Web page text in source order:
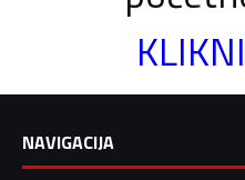
NAVIGACIJA